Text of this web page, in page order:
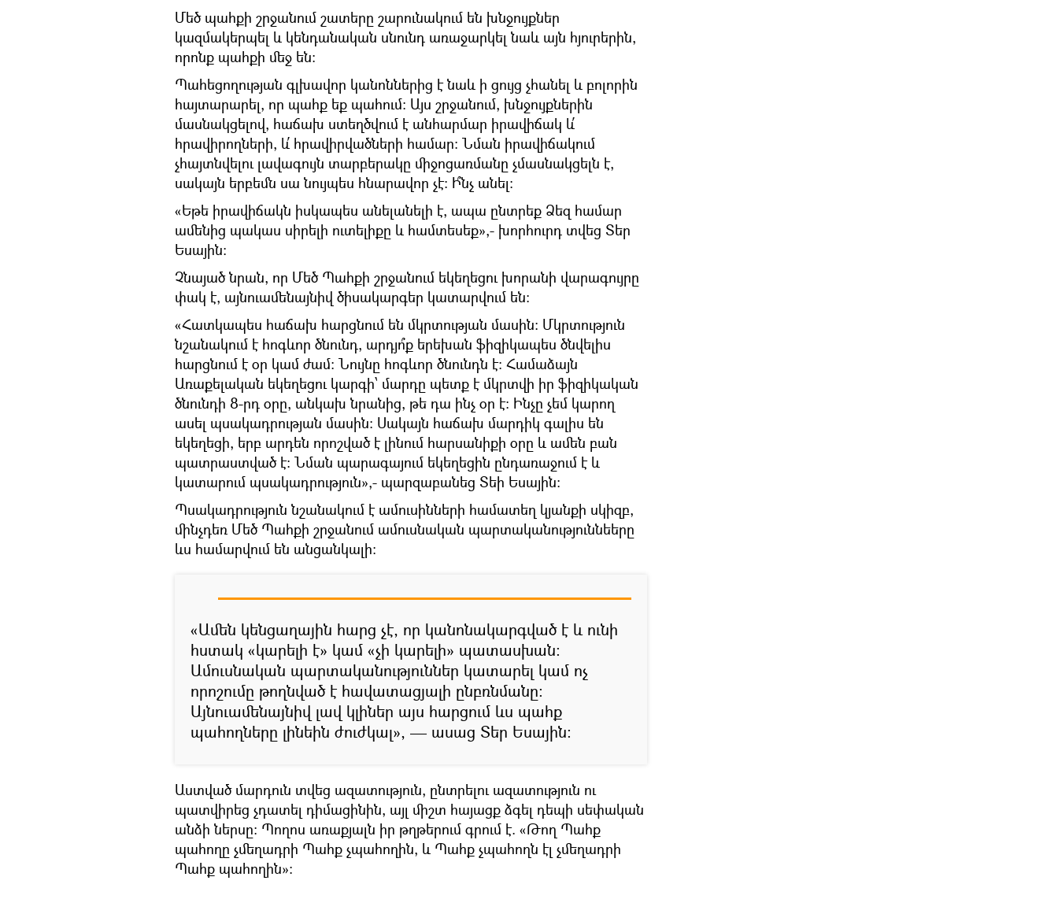
Մեծ պահքի շրջանում շատերը շարունակում են խնջույքներ
կազմակերպել և կենդանական սնունդ առաջարկել նաև այն հյուրերին,
որոնք պահքի մեջ են:
Պահեցողության գլխավոր կանոններից է նաև ի ցույց չհանել և բոլորին
հայտարարել, որ պահք եք պահում: Այս շրջանում, խնջույքներին
մասնակցելով, հաճախ ստեղծվում է անհարմար իրավիճակ և՛
հրավիրողների, և՛ հրավիրվածների համար: Նման իրավիճակում
չհայտնվելու լավագույն տարբերակը միջոցառմանը չմասնակցելն է,
սակայն երբեմն սա նույպես հնարավոր չէ: Ի՞նչ անել:
«Եթե իրավիճակն իսկապես անելանելի է, ապա ընտրեք Ձեզ համար
ամենից պակաս սիրելի ուտելիքը և համտեսեք»,- խորհուրդ տվեց Տեր
Եսային:
Չնայած նրան, որ Մեծ Պահքի շրջանում եկեղեցու խորանի վարագույրը
փակ է, այնուամենայնիվ ծիսակարգեր կատարվում են:
«Հատկապես հաճախ հարցնում են մկրտության մասին: Մկրտություն
նշանակում է հոգևոր ծնունդ, արդյո՞ք երեխան ֆիզիկապես ծնվելիս
հարցնում է օր կամ ժամ: Նույնը հոգևոր ծնունդն է: Համաձայն
Առաքելական եկեղեցու կարգի՝ մարդը պետք է մկրտվի իր ֆիզիկական
ծնունդի 8-րդ օրը, անկախ նրանից, թե դա ինչ օր է: Ինչը չեմ կարող
ասել պսակադրության մասին: Սակայն հաճախ մարդիկ գալիս են
եկեղեցի, երբ արդեն որոշված է լինում հարսանիքի օրը և ամեն բան
պատրաստված է: Նման պարագայում եկեղեցին ընդառաջում է և
կատարում պսակադրություն»,- պարզաբանեց Տեի Եսային:
Պսակադրություն նշանակում է ամուսինների համատեղ կյանքի սկիզբ,
մինչդեռ Մեծ Պահքի շրջանում ամուսնական պարտականություննեերը
ևս համարվում են անցանկալի:
«Ամեն կենցաղային հարց չէ, որ կանոնակարգված է և ունի
հստակ «կարելի է» կամ «չի կարելի» պատասխան:
Ամուսնական պարտականություններ կատարել կամ ոչ
որոշումը թողնված է հավատացյալի ընբռնմանը:
Այնուամենայնիվ լավ կլիներ այս հարցում ևս պահք
պահողները լինեին ժուժկալ», — ասաց Տեր Եսային:
Աստված մարդուն տվեց ազատություն, ընտրելու ազատություն ու
պատվիրեց չդատել դիմացինին, այլ միշտ հայացք ձգել դեպի սեփական
անձի ներսը: Պողոս առաքյալն իր թղթերում գրում է. «Թող Պահք
պահողը չմեղադրի Պահք չպահողին, և Պահք չպահողն էլ չմեղադրի
Պահք պահողին»: